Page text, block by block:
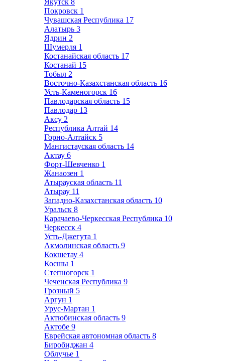
Якутск 8
Покровск 1
Чувашская Республика 17
Алатырь 3
Ядрин 2
Шумерля 1
Костанайская область 17
Костанай 15
Тобыл 2
Восточно-Казахстанская область 16
Усть-Каменогорск 16
Павлодарская область 15
Павлодар 13
Аксу 2
Республика Алтай 14
Горно-Алтайск 5
Мангистауская область 14
Актау 6
Форт-Шевченко 1
Жанаозен 1
Атырауская область 11
Атырау 11
Западно-Казахстанская область 10
Уральск 8
Карачаево-Черкесская Республика 10
Черкесск 4
Усть-Джегута 1
Акмолинская область 9
Кокшетау 4
Косшы 1
Степногорск 1
Чеченская Республика 9
Грозный 5
Аргун 1
Урус-Мартан 1
Актюбинская область 9
Актобе 9
Еврейская автономная область 8
Биробиджан 4
Облучье 1